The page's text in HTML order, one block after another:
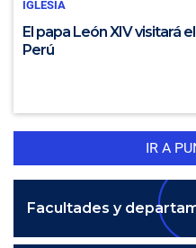
IGLESIA
El papa León XIV visitará el
Perú
IR A
Facultades y